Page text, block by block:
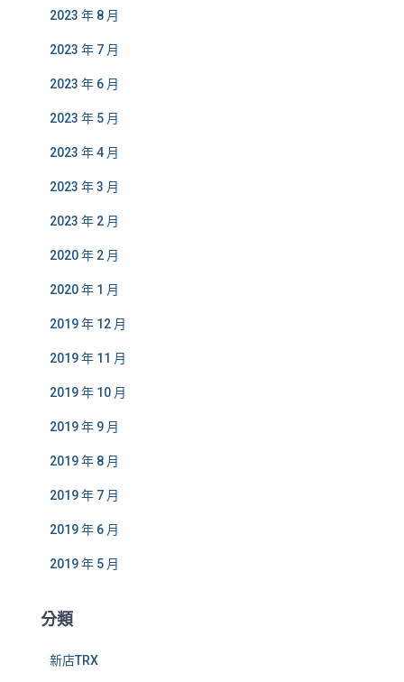
2023 年 8 月
2023 年 7 月
2023 年 6 月
2023 年 5 月
2023 年 4 月
2023 年 3 月
2023 年 2 月
2020 年 2 月
2020 年 1 月
2019 年 12 月
2019 年 11 月
2019 年 10 月
2019 年 9 月
2019 年 8 月
2019 年 7 月
2019 年 6 月
2019 年 5 月
分類
新店TRX